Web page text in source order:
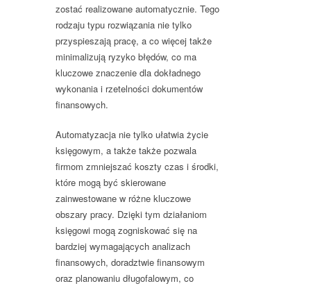
zostać realizowane automatycznie. Tego
rodzaju typu rozwiązania nie tylko
przyspieszają pracę, a co więcej także
minimalizują ryzyko błędów, co ma
kluczowe znaczenie dla dokładnego
wykonania i rzetelności dokumentów
finansowych.
Automatyzacja nie tylko ułatwia życie
księgowym, a także także pozwala
firmom zmniejszać koszty czas i środki,
które mogą być skierowane
zainwestowane w różne kluczowe
obszary pracy. Dzięki tym działaniom
księgowi mogą zogniskować się na
bardziej wymagających analizach
finansowych, doradztwie finansowym
oraz planowaniu długofalowym, co